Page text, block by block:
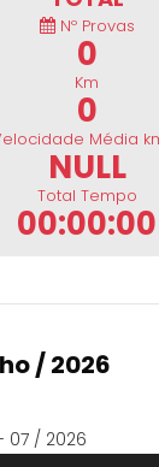
Nº Provas
0
Km
0
Média
NULL
Total Tempo
00:00:00
/ 2026
07 / 2026